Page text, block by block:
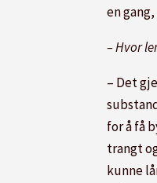
en gang,
– Hvor
– Det
for å få
trangt
kunne